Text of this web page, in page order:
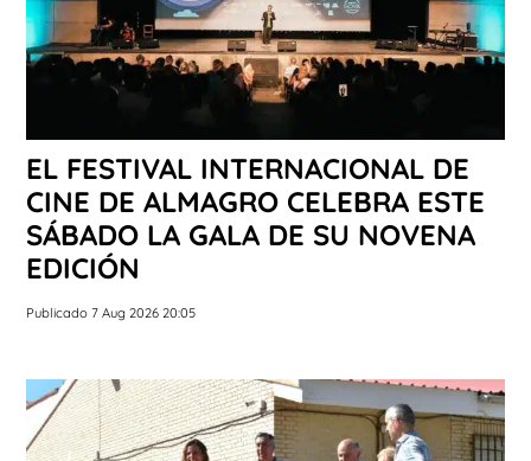
EL FESTIVAL INTERNACIONAL DE
CINE DE ALMAGRO CELEBRA ESTE
SÁBADO LA GALA DE SU NOVENA
EDICIÓN
Publicado 7 Aug 2026 20:05